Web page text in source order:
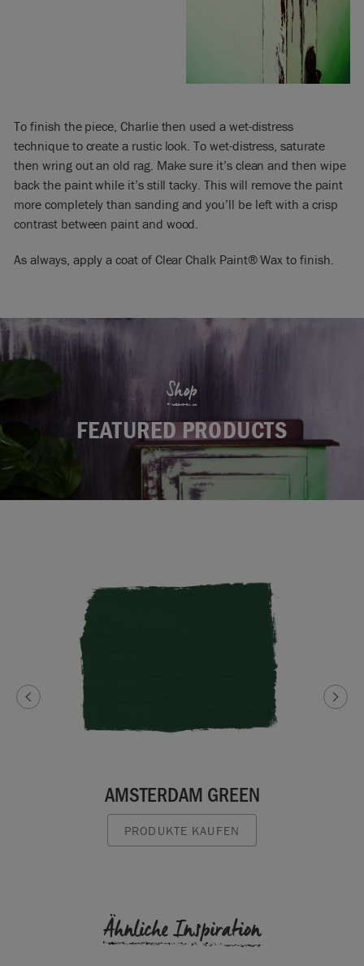
To finish the piece, Charlie then used a wet-distress
technique to create a rustic look. To wet-distress, saturate
then wring out an old rag. Make sure it’s clean and then wipe
back the paint while it’s still tacky. This will remove the paint
more completely than sanding and you’ll be left with a crisp
contrast between paint and wood.
As always, apply a coat of Clear Chalk Paint® Wax to finish.
Shop
FEATURED PRODUCTS
AMSTERDAM GREEN
PRODUKTE KAUFEN
Ähnliche Inspiration